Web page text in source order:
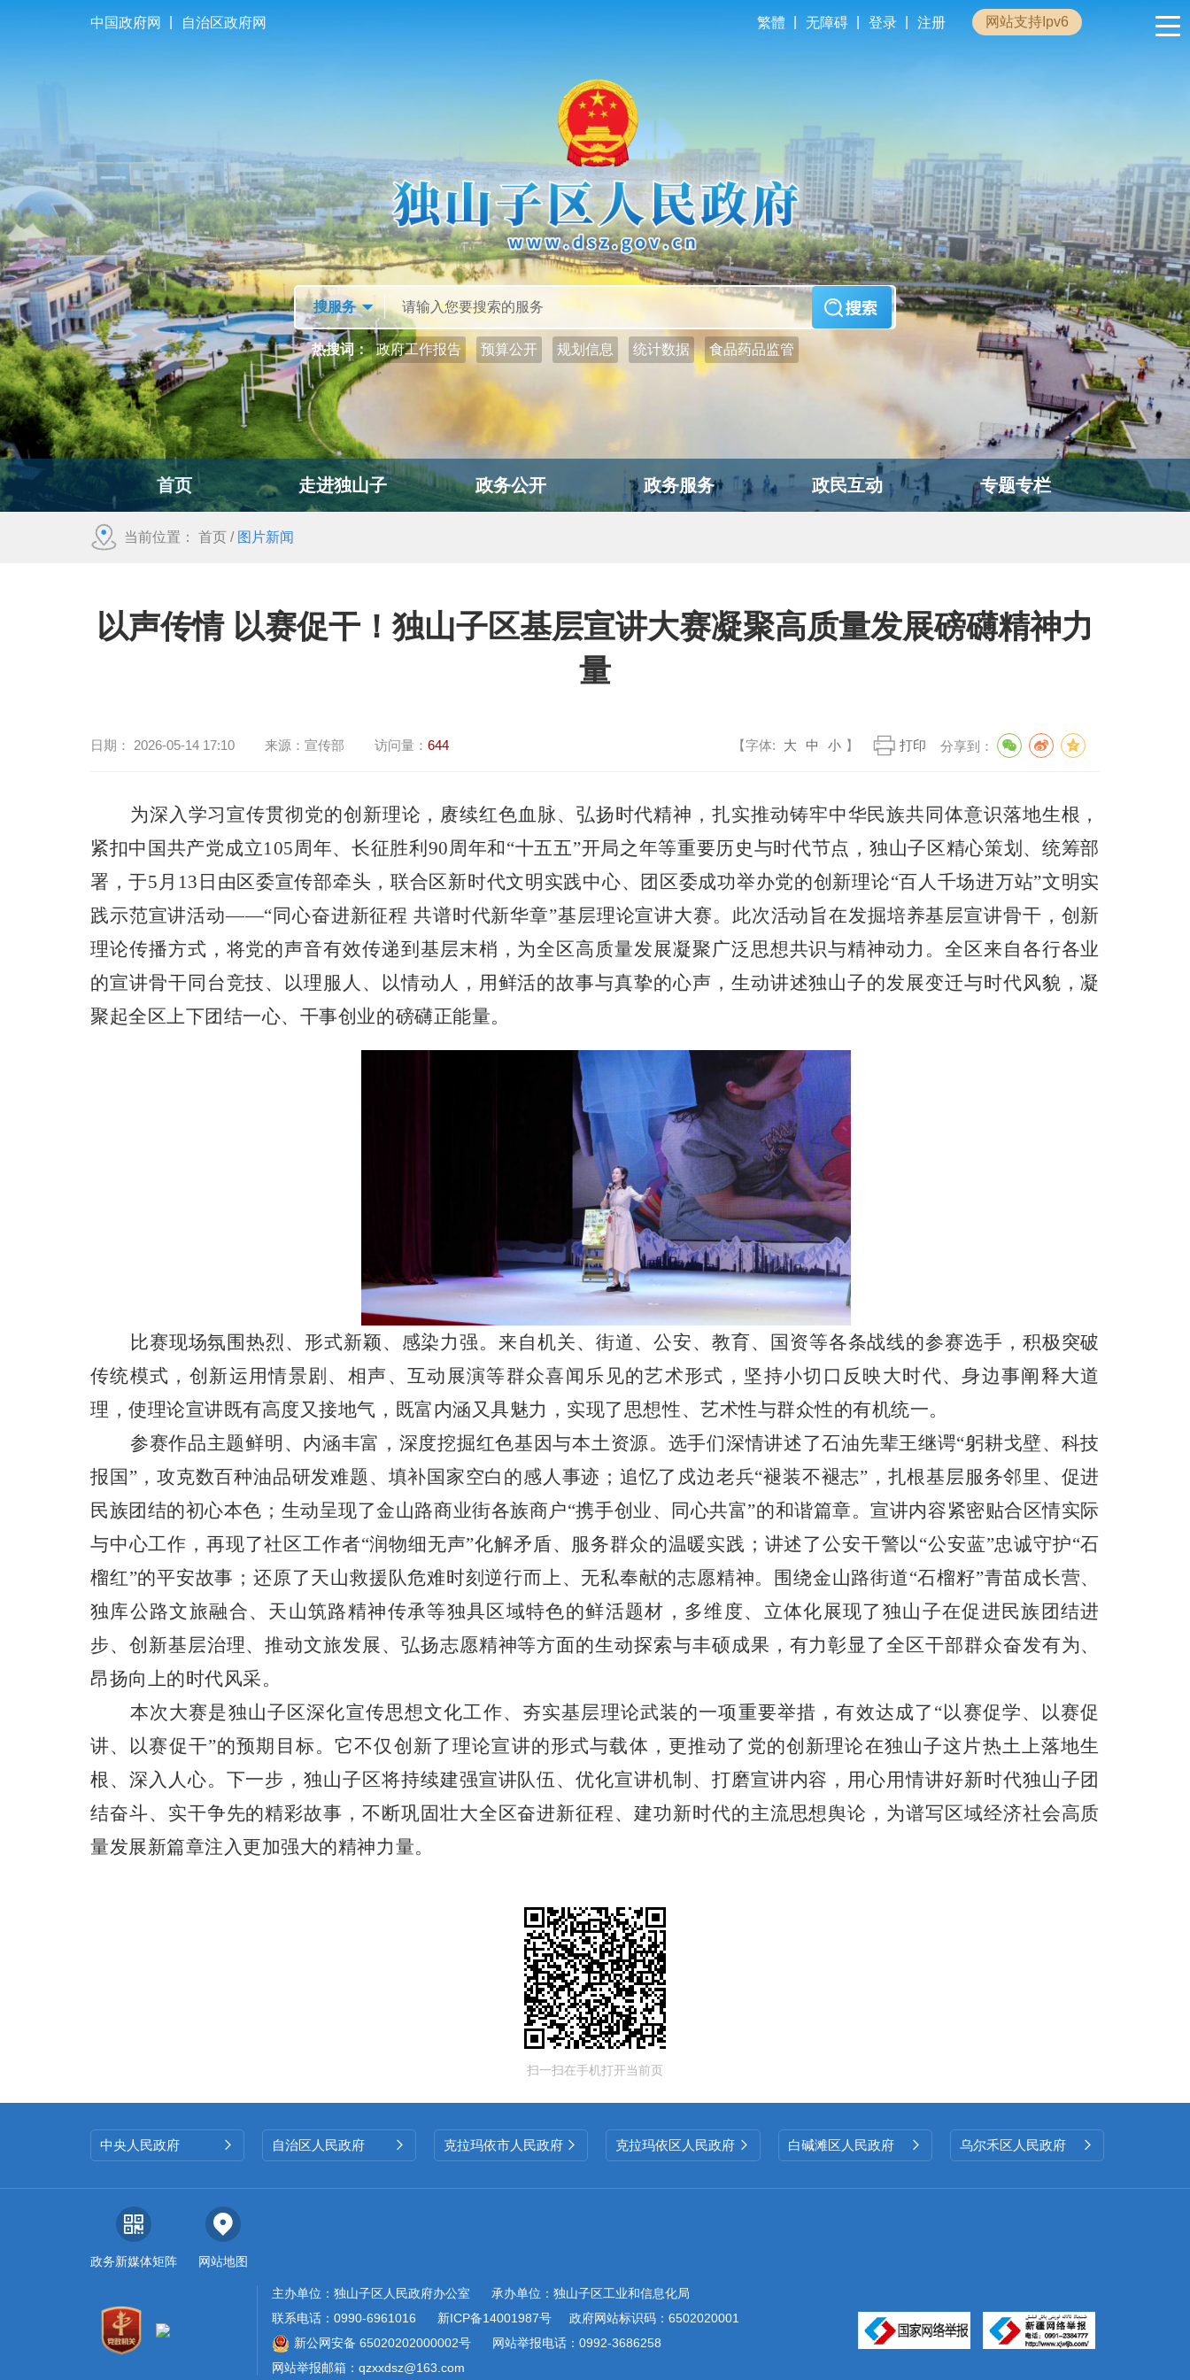
中国政府网 自治区政府网 繁體 无障碍 登录 注册 网站支持Ipv6
热搜词： 政府工作报告 预算公开 规划信息 统计数据 食品药品监管
首页 走进独山子 政务公开 政务服务 政民互动 专题专栏
首页 政民互动 专题专栏
当前位置： 首页 / 图片新闻
以声传情 以赛促干！独山子区基层宣讲大赛凝聚高质量发展磅礴精神力
量
日期： 2026-05-14 17:10 来源： 宣传部 访问量： 644 【字体: 大 中 小 】 打印 分享到：
为深入学习宣传贯彻党的创新理论，赓续红色血脉、弘扬时代精神，扎实推动铸牢中华民族共同体意识落地生根，
紧扣中国共产党成立105周年、长征胜利 90周年和“十五五”开局之年等重要历史与时代节点，独山子区精心策划、统筹部
署，于5 月 13 日由区委宣传部牵头，联合区新时代文明实践中心、团区委成功举办党的创新理论“百人千场进万站”文明实
践示范宣讲活动——“同心奋进新征程 共谱时代新华章”基层理论宣讲大赛。此次活动旨在发掘培养基层宣讲骨干，创新
理论传播方式，将党的声音有效传递到基层末梢，为全区高质量发展凝聚广泛思想共识与精神动力。全区来自各行各业
的宣讲骨干同台竞技、以理服人、以情动人，用鲜活的故事与真挚的心声，生动讲述独山子的发展变迁与时代风貌，凝
聚起全区上下团结一心、干事创业的磅礴正能量。
比赛现场氛围热烈、形式新颖、感染力强。来自机关、街道、公安、教育、国资等各条战线的参赛选手，积极突破
传统模式，创新运用情景剧、相声、互动展演等群众喜闻乐见的艺术形式，坚持小切口反映大时代、身边事阐释大道
理，使理论宣讲既有高度又接地气，既富内涵又具魅力，实现了思想性、艺术性与群众性的有机统一。
参赛作品主题鲜明、内涵丰富，深度挖掘红色基因与本土资源。选手们深情讲述了石油先辈王继谔“躬耕戈壁、科技
报国”，攻克数百种油品研发难题、填补国家空白的感人事迹；追忆了戍边老兵“褪装不褪志”，扎根基层服务邻里、促进
民族团结的初心本色；生动呈现了金山路商业街各族商户“携手创业、同心共富”的和谐篇章。宣讲内容紧密贴合区情实际
与中心工作，再现了社区工作者“润物细无声”化解矛盾、服务群众的温暖实践；讲述了公安干警以“公安蓝”忠诚守护“石
榴红”的平安故事；还原了天山救援队危难时刻逆行而上、无私奉献的志愿精神。围绕金山路街道“石榴籽”青苗成长营、
独库公路文旅融合、天山筑路精神传承等独具区域特色的鲜活题材，多维度、立体化展现了独山子在促进民族团结进
步、创新基层治理、推动文旅发展、弘扬志愿精神等方面的生动探索与丰硕成果，有力彰显了全区干部群众奋发有为、
昂扬向上的时代风采。
本次大赛是独山子区深化宣传思想文化工作、夯实基层理论武装的一项重要举措，有效达成了 “以赛促学、以赛促
讲、以赛促干”的预期目标。它不仅创新了理论宣讲的形式与载体，更推动了党的创新理论在独山子这片热土上落地生
根、深入人心。下一步，独山子区将持续建强宣讲队伍、优化宣讲机制、打磨宣讲内容，用心用情讲好新时代独山子团
结奋斗、实干争先的精彩故事，不断巩固壮大全区奋进新征程、建功新时代的主流思想舆论，为谱写区域经济社会高质
量发展新篇章注入更加强大的精神力量。
扫一扫在手机打开当前页
中央人民政府  自治区人民政府  克拉玛依市人民政府  克拉玛依区人民政府  白碱滩区人民政府  乌尔禾区人民政府 
政务新媒体矩阵 网站地图
主办单位：独山子区人民政府办公室
承办单位：独山子区工业和信息化局
联系电话：0990-6961016
新ICP备14001987号
政府网站标识码：6502020001
新公网安备 65020202000002号
网站举报电话：0992-3686258
网站举报邮箱：qzxxdsz@163.com